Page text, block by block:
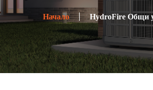
Начало HydroFire Общи